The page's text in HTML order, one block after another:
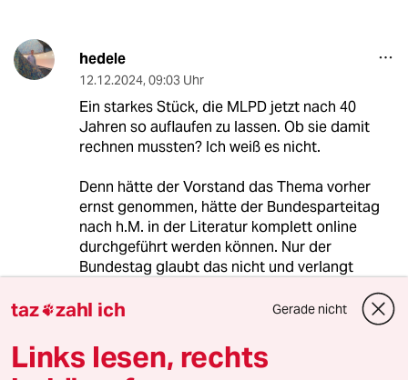
hedele
12.12.2024, 09:03 Uhr
Ein starkes Stück, die MLPD jetzt nach 40
Jahren so auflaufen zu lassen. Ob sie damit
rechnen mussten? Ich weiß es nicht.
Denn hätte der Vorstand das Thema vorher
ernst genommen, hätte der Bundesparteitag
nach h.M. in der Literatur komplett online
durchgeführt werden können. Nur der
Bundestag glaubt das nicht und verlangt
Briefwahl. Aber auch das wäre ja mit etwas
www.bundestag.de/r...49-20-pdf-data.pdf
taz zahl ich Gerade nicht
Links lesen, rechts